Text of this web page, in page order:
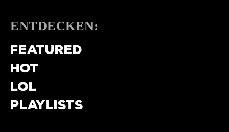
ENTDECKEN:
FEATURED
HOT
LOL
PLAYLISTS